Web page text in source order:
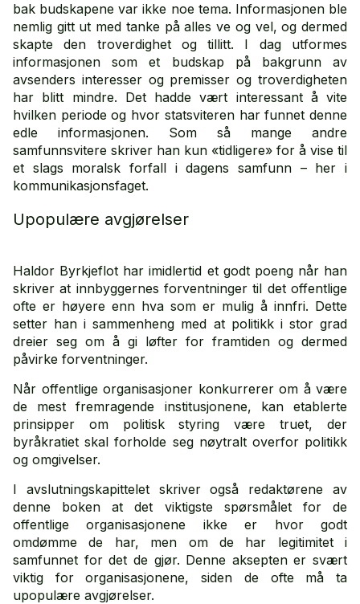
bak budskapene var ikke noe tema. Informasjonen ble
nemlig gitt ut med tanke på alles ve og vel, og dermed
skapte den troverdighet og tillitt. I dag utformes
informasjonen som et budskap på bakgrunn av
avsenders interesser og premisser og troverdigheten
har blitt mindre. Det hadde vært interessant å vite
hvilken periode og hvor statsviteren har funnet denne
edle informasjonen. Som så mange andre
samfunnsvitere skriver han kun «tidligere» for å vise til
et slags moralsk forfall i dagens samfunn – her i
kommunikasjonsfaget.
Upopulære avgjørelser
Haldor Byrkjeflot har imidlertid et godt poeng når han
skriver at innbyggernes forventninger til det offentlige
ofte er høyere enn hva som er mulig å innfri. Dette
setter han i sammenheng med at politikk i stor grad
dreier seg om å gi løfter for framtiden og dermed
påvirke forventninger.
Når offentlige organisasjoner konkurrerer om å være
de mest fremragende institusjonene, kan etablerte
prinsipper om politisk styring være truet, der
byråkratiet skal forholde seg nøytralt overfor politikk
og omgivelser.
I avslutningskapittelet skriver også redaktørene av
denne boken at det viktigste spørsmålet for de
offentlige organisasjonene ikke er hvor godt
omdømme de har, men om de har legitimitet i
samfunnet for det de gjør. Denne aksepten er svært
viktig for organisasjonene, siden de ofte må ta
upopulære avgjørelser.